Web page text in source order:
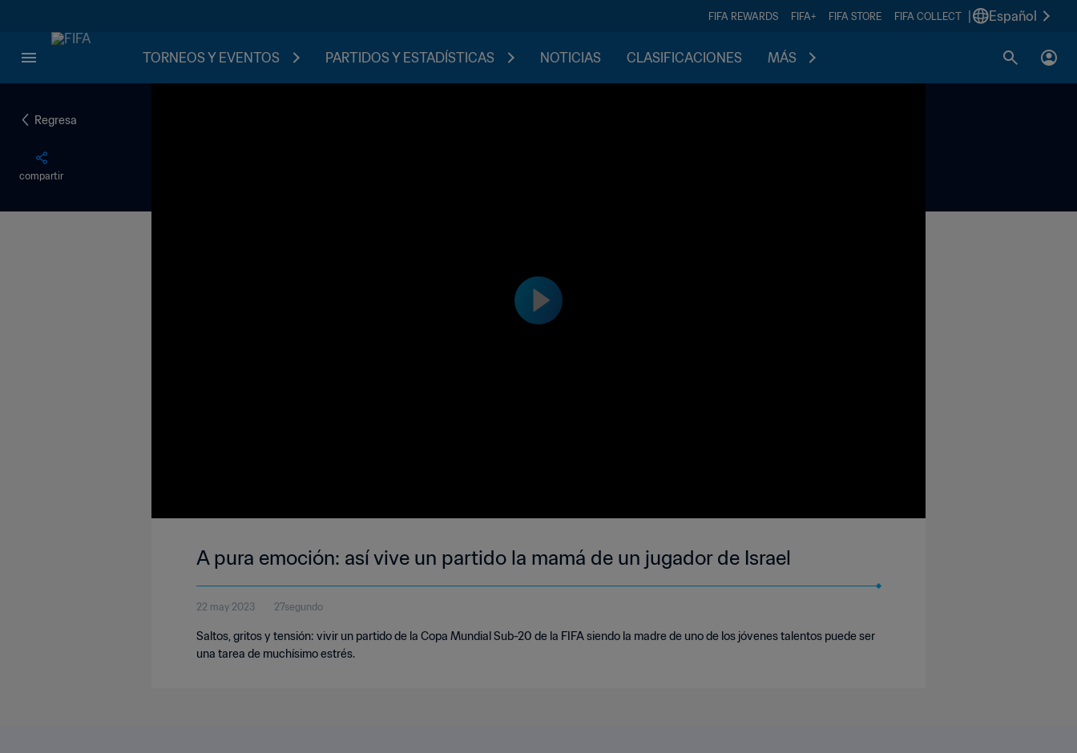
FIFA REWARDS FIFA+ FIFA STORE FIFA COLLECT Español
TORNEOS Y EVENTOS PARTIDOS Y ESTADÍSTICAS NOTICIAS CLASIFICACIONES MÁS
Regresa
compartir
A pura emoción: así vive un partido la mamá de un jugador de Israel
22 may 2023 27segundo
Saltos, gritos y tensión: vivir un partido de la Copa Mundial Sub-20 de la FIFA siendo la madre de uno de los jóvenes talentos puede ser
una tarea de muchísimo estrés.